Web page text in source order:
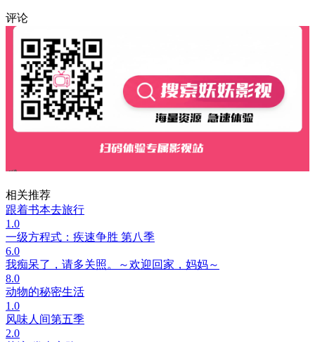
评论
相关推荐
跟着书本去旅行
1.0
一级方程式：疾速争胜 第八季
6.0
我痴呆了，请多关照。～欢迎回家，妈妈～
8.0
动物的秘密生活
1.0
风味人间第五季
2.0